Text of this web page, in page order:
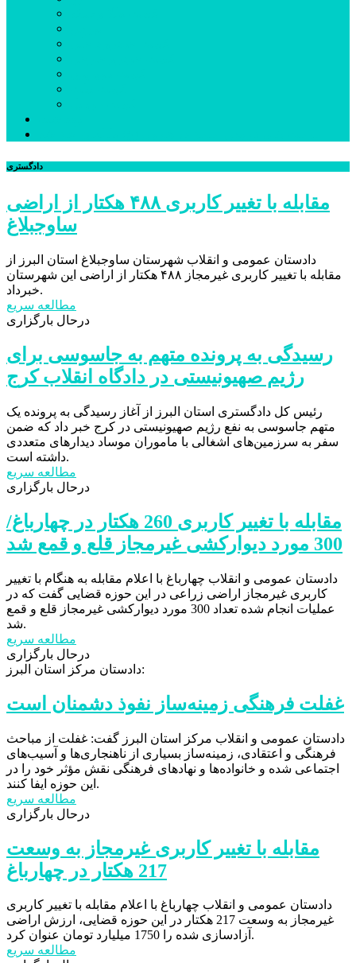
دادگستری
مقابله با تغییر کاربری ۴۸۸ هکتار از اراضی
ساوجبلاغ
دادستان عمومی و انقلاب شهرستان ساوجبلاغ استان البرز از
مقابله با تغییر کاربری غیرمجاز ۴۸۸ هکتار از اراضی این شهرستان
خبرداد.
مطالعه سریع
درحال بارگزاری
رسیدگی به پرونده متهم به جاسوسی برای
رژیم صهیونیستی در دادگاه انقلاب کرج
رئیس کل دادگستری استان البرز از آغاز رسیدگی به پرونده یک
متهم جاسوسی به نفع رژیم صهیونیستی در کرج خبر داد که ضمن
سفر به سرزمین‌های اشغالی با ماموران موساد دیدار‌های متعددی
داشته است.
مطالعه سریع
درحال بارگزاری
مقابله با تغییر کاربری 260 هکتار در چهارباغ/
300 مورد دیوارکشی غیرمجاز قلع و قمع شد
دادستان عمومی و انقلاب چهارباغ با اعلام مقابله به هنگام با تغییر
کاربری غیرمجاز اراضی زراعی در این حوزه قضایی گفت که در
عملیات انجام شده تعداد 300 مورد دیوارکشی غیرمجاز قلع و قمع
شد.
مطالعه سریع
درحال بارگزاری
دادستان مرکز استان البرز:
غفلت فرهنگی زمینه‌ساز نفوذ دشمنان است
دادستان عمومی و انقلاب مرکز استان البرز گفت: غفلت از مباحث
فرهنگی و اعتقادی، زمینه‌ساز بسیاری از ناهنجاری‌ها و آسیب‌های
اجتماعی شده و خانواده‌ها و نهادهای فرهنگی نقش مؤثر خود را در
این حوزه ایفا کنند.
مطالعه سریع
درحال بارگزاری
مقابله با تغییر کاربری غیرمجاز به وسعت
217 هکتار در چهارباغ
دادستان عمومی و انقلاب چهارباغ با اعلام مقابله با تغییر کاربری
غیرمجاز به وسعت 217 هکتار در این حوزه قضایی، ارزش اراضی
آزادسازی شده را 1750 میلیارد تومان عنوان کرد.
مطالعه سریع